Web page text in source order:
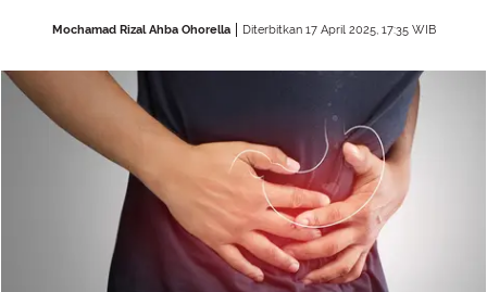
Mochamad Rizal Ahba Ohorella Diterbitkan 17 April 2025, 17:35 WIB